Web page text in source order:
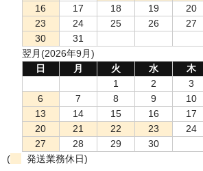
16
17 18 19 20
23
24 25 26 27
30
31
翌月(2026年9月)
日
月 火 水 木
1
2 3
6
7 8 9 10
13
14 15 16 17
20
21 22 23 24
27
28 29
30
(
発送業務休日)